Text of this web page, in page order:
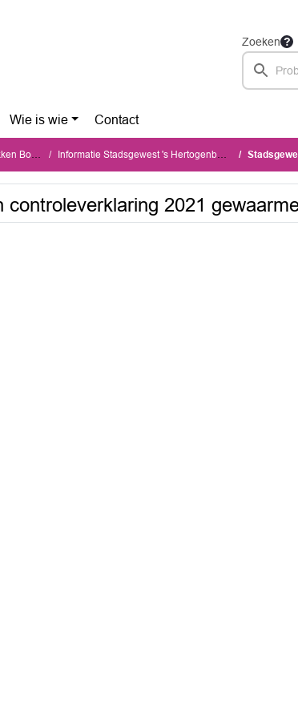
Zoeken
Wie is wie Contact
Boxtel Informatie Stadsgewest 's Hertogenbosch Stadsgewest
2021